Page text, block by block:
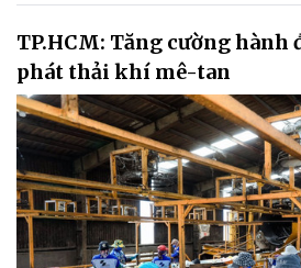
TP.HCM: Tăng cường hành
phát thải khí mê-tan